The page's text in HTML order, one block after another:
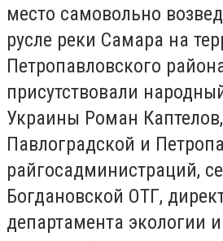
место самовольно
русле реки Самара на
Петропавловского
присутствовали
Украины Роман
Павлоградской и
райгосадминистраций,
Богдановской ОТГ,
департамента экологии